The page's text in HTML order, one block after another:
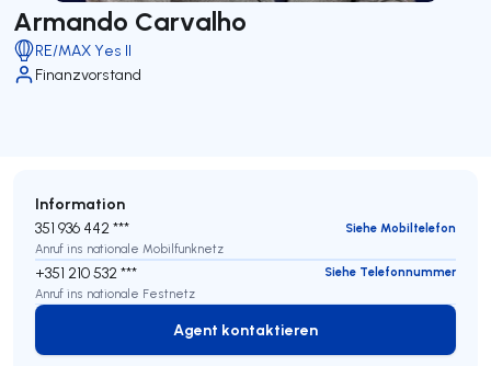
Armando Carvalho
RE/MAX Yes II
Finanzvorstand
Information
351 936 442 ***
Siehe Mobiltelefon
Anruf ins nationale Mobilfunknetz
+351 210 532 ***
Siehe Telefonnummer
Anruf ins nationale Festnetz
Agent kontaktieren
Agent kontaktieren